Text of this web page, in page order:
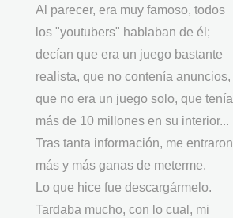
Al parecer, era muy famoso, todos
los "youtubers" hablaban de él;
decían que era un juego bastante
realista, que no contenía anuncios,
que no era un juego solo, que tenía
más de 10 millones en su interior...
Tras tanta información, me entraron
más y más ganas de meterme.
Lo que hice fue descargármelo.
Tardaba mucho, con lo cual, mi